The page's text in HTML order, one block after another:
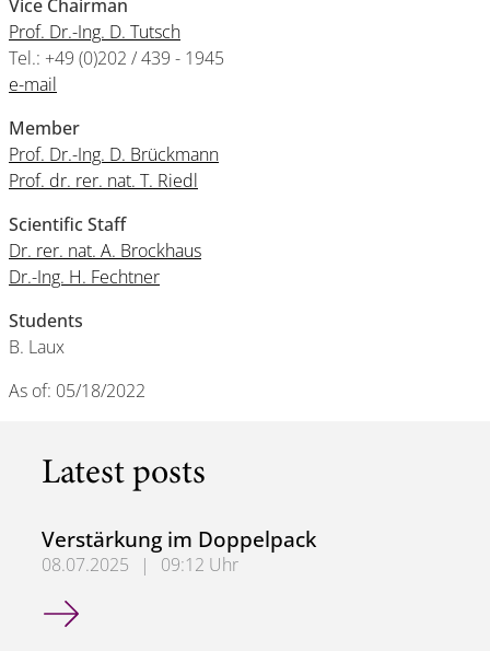
Vice Chairman
Prof. Dr.-Ing. D. Tutsch
Tel.: +49 (0)202 / 439 - 1945
e-mail
Member
Prof. Dr.-Ing. D. Brückmann
Prof. dr. rer. nat. T. Riedl
Scientific Staff
Dr. rer. nat. A. Brockhaus
Dr.-Ing. H. Fechtner
Students
B. Laux
As of: 05/18/2022
Latest posts
Verstärkung im Doppelpack
08.07.2025 |
09:12 Uhr
Verstärkung im Doppelpack